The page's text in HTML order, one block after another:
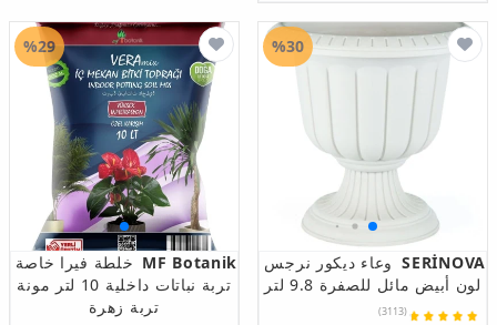
SERİNOVA وعاء ديكور نرجس
لون أبيض مائل للصفرة 9.8 لتر
(3113)
%30
MF Botanik خلطة فيرا خاصة
تربة نباتات داخلية 10 لتر مونة
تربة زهرة
%29